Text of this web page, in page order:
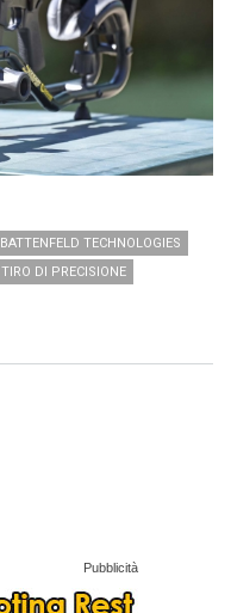
BATTENFELD TECHNOLOGIES
TIRO DI PRECISIONE
Pubblicità